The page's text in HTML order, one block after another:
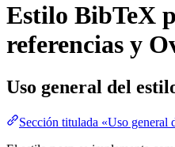
Estilo BibTeX
referencias y
Uso general del
Sección titulada «Uso general